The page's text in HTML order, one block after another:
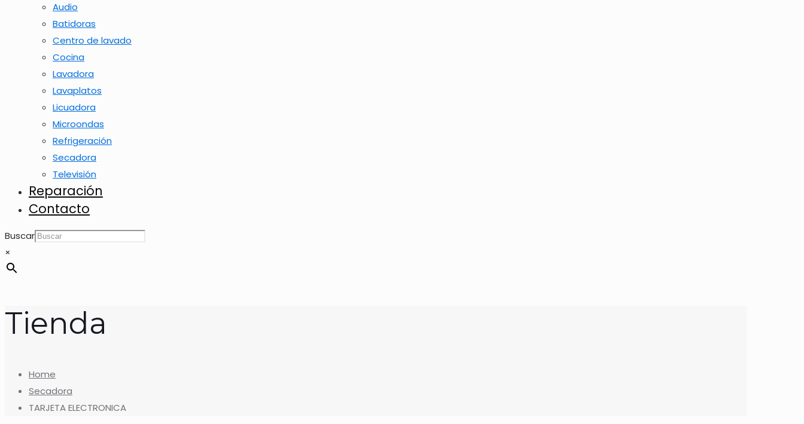
Audio
Batidoras
Centro de lavado
Cocina
Lavadora
Lavaplatos
Licuadora
Microondas
Refrigeración
Secadora
Televisión
Reparación
Contacto
Buscar
×
Tienda
Home
Secadora
TARJETA ELECTRONICA